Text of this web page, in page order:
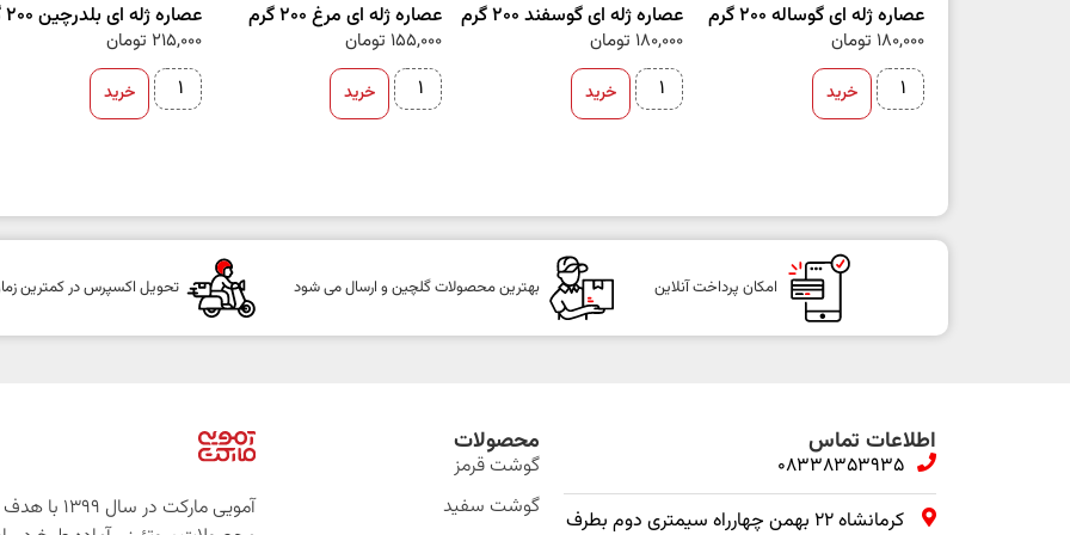
عصاره ژله ای گوساله 200 گرم
180,000 تومان
خرید
عصاره ژله ای گوسفند 200 گرم
180,000 تومان
خرید
عصاره ژله ای مرغ 200 گرم
155,000 تومان
خرید
عصاره ژله ای بلدرچین 200 گرم
215,000 تومان
خرید
امکان پرداخت آنلاین بهترین محصولات گلچین و ارسال می شود تحویل اکسپرس در کمترین
اطلاعات تماس
08338353935
کرمانشاه ۲۲ بهمن چهارراه سیمتری دوم بطرف
محصولات
گوشت قرمز
گوشت سفید
آمویی مارکت در سال